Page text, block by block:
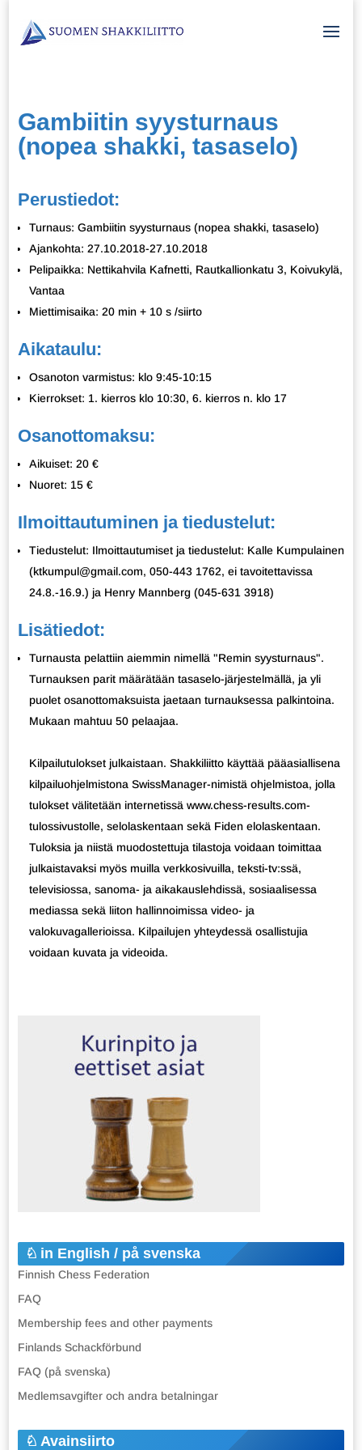
Gambiitin syysturnaus
(nopea shakki, tasaselo)
Perustiedot:
Turnaus: Gambiitin syysturnaus (nopea shakki, tasaselo)
Ajankohta: 27.10.2018-27.10.2018
Pelipaikka: Nettikahvila Kafnetti, Rautkallionkatu 3, Koivukylä,
Vantaa
Miettimisaika: 20 min + 10 s /siirto
Aikataulu:
Osanoton varmistus: klo 9:45-10:15
Kierrokset: 1. kierros klo 10:30, 6. kierros n. klo 17
Osanottomaksu:
Aikuiset: 20 €
Nuoret: 15 €
Ilmoittautuminen ja tiedustelut:
Tiedustelut: Ilmoittautumiset ja tiedustelut: Kalle Kumpulainen
(ktkumpul@gmail.com, 050-443 1762, ei tavoitettavissa
24.8.-16.9.) ja Henry Mannberg (045-631 3918)
Lisätiedot:
Turnausta pelattiin aiemmin nimellä "Remin syysturnaus".
Turnauksen parit määrätään tasaselo-järjestelmällä, ja yli
puolet osanottomaksuista jaetaan turnauksessa palkintoina.
Mukaan mahtuu 50 pelaajaa.
Kilpailutulokset julkaistaan. Shakkiliitto käyttää pääasiallisena
kilpailuohjelmistona SwissManager-nimistä ohjelmistoa, jolla
tulokset välitetään internetissä www.chess-results.com-
tulossivustolle, selolaskentaan sekä Fiden elolaskentaan.
Tuloksia ja niistä muodostettuja tilastoja voidaan toimittaa
julkaistavaksi myös muilla verkkosivuilla, teksti-tv:ssä,
televisiossa, sanoma- ja aikakauslehdissä, sosiaalisessa
mediassa sekä liiton hallinnoimissa video- ja
valokuvagallerioissa. Kilpailujen yhteydessä osallistujia
voidaan kuvata ja videoida.
in English / på svenska
Finnish Chess Federation
FAQ
Membership fees and other payments
Finlands Schackförbund
FAQ (på svenska)
Medlemsavgifter och andra betalningar
Avainsiirto